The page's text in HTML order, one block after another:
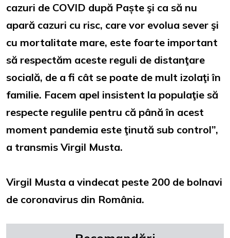
cazuri de COVID după Paște şi ca să nu
apară cazuri cu risc, care vor evolua sever şi
cu mortalitate mare, este foarte important
să respectăm aceste reguli de distanţare
socială, de a fi cât se poate de mult izolaţi în
familie. Facem apel insistent la populaţie să
respecte regulile pentru că până în acest
moment pandemia este ţinută sub control”,
a transmis Virgil Musta.
Virgil Musta a vindecat peste 200 de bolnavi
de coronavirus din România.